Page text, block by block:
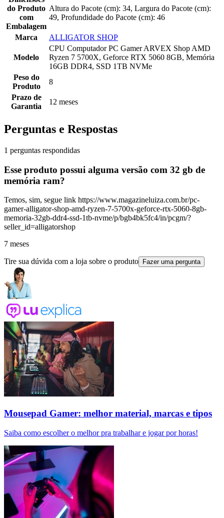
do Produto
com
Embalagem
Altura do Pacote (cm): 34, Largura do Pacote (cm):
49, Profundidade do Pacote (cm): 46
Marca ALLIGATOR SHOP
Modelo
CPU Computador PC Gamer ARVEX Shop AMD
Ryzen 7 5700X, Geforce RTX 5060 8GB, Memória
16GB DDR4, SSD 1TB NVMe
Peso do
Produto
8
Prazo de
Garantia
12 meses
Perguntas e Respostas
1 perguntas respondidas
Esse produto possui alguma versão com 32 gb de
memória ram?
Temos, sim, segue link https://www.magazineluiza.com.br/pc-
gamer-alligator-shop-amd-ryzen-7-5700x-geforce-rtx-5060-8gb-
memoria-32gb-ddr4-ssd-1tb-nvme/p/bgb4bk5fc4/in/pcgm/?
seller_id=alligatorshop
7 meses
Tire sua dúvida com a loja sobre o produto Fazer uma pergunta
Mousepad Gamer: melhor material, marcas e tipos
Saiba como escolher o melhor pra trabalhar e jogar por horas!